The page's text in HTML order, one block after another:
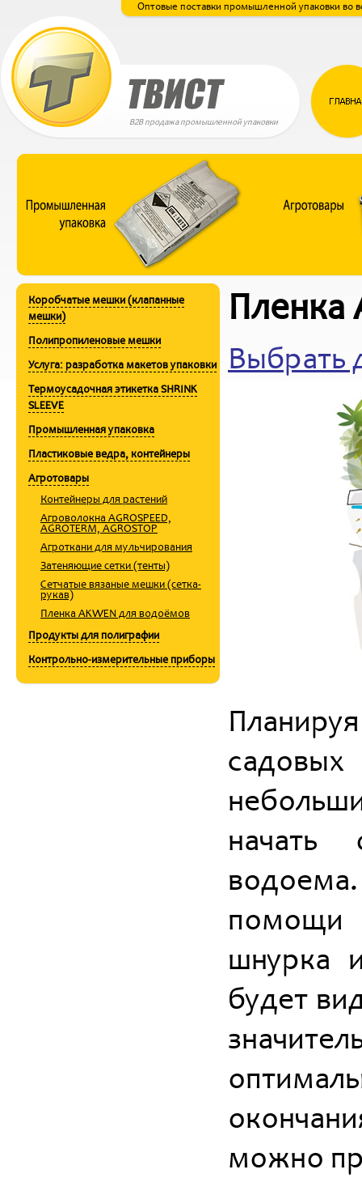
Оптовые поставки промышленной упаковки во
B2B продажа промышленной упаковки
Коробчатые мешки (клапанные
мешки)
Полипропиленовые мешки
Услуга: разработка макетов упаковки
Термоусадочная этикетка SHRINK
SLEEVE
Промышленная упаковка
Пластиковые ведра, контейнеры
Агротовары
Контейнеры для растений
Aгроволокна AGROSPEED,
AGROTERM, AGROSTOP
Aгроткани для мульчирования
Затеняющие сетки (тенты)
Cетчатые вязаные мешки (сетка-
рукав)
Пленка AKWEN для водоёмов
Продукты для полиграфии
Контрольно-измерительные приборы
Пленка
Выбрать
начать
шнурка
будет
можно